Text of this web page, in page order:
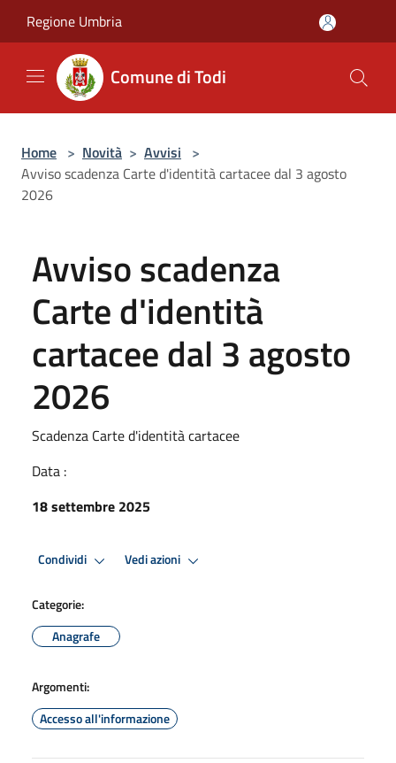
Regione Umbria
Comune di Todi
Home > Novità > Avvisi >
Avviso scadenza Carte d'identità cartacee dal 3 agosto
2026
Avviso scadenza
Carte d'identità
cartacee dal 3 agosto
2026
Scadenza Carte d'identità cartacee
Data :
18 settembre 2025
Condividi Vedi azioni
Categorie:
Anagrafe
Argomenti:
Accesso all'informazione